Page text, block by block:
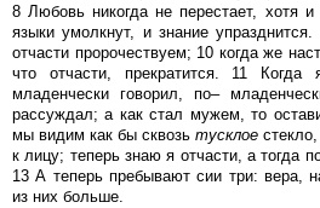
8 Любовь никогда не перестает, хотя и
языки умолкнут, и знание
отчасти пророчествуем; 10 когда же
что отчасти, прекратится. 11
младенчески говорил, по–
рассуждал; а как стал мужем, то
мы видим как бы сквозь тусклое
к лицу; теперь знаю я отчасти, а тогда
13 А теперь пребывают сии три: вера,
из них больше.